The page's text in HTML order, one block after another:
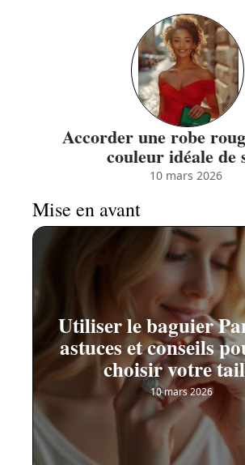
Accorder une robe
couleur idéale de
10 mars 2026
Mise en avant
Utiliser le baguier
astuces et conseils
choisir votre
10 mars 2026